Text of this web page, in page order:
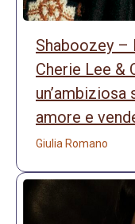
Shaboozey –
Cherie Lee &
amore e
Giulia Romano